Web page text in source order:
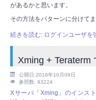
があるかと思います。
その方法をパターンに分けて
続きを読む: ログインユーザを
Xming + Teraterm
公開日:2016年10月09日
参照数: 93224
Xサーバ「Xming」のインス